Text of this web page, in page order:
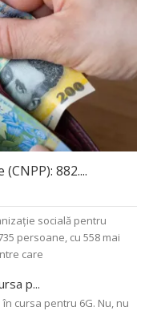
882....
socială pentru
persoane, cu 558 mai
care
p...
cursa pentru 6G. Nu, nu